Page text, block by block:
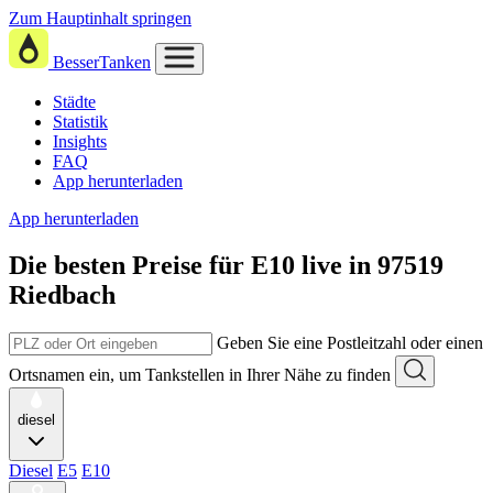
Zum Hauptinhalt springen
BesserTanken
Städte
Statistik
Insights
FAQ
App herunterladen
App herunterladen
Die besten Preise für E10 live in 97519
Riedbach
Geben Sie eine Postleitzahl oder einen
Ortsnamen ein, um Tankstellen in Ihrer Nähe zu finden
diesel
Diesel E5 E10